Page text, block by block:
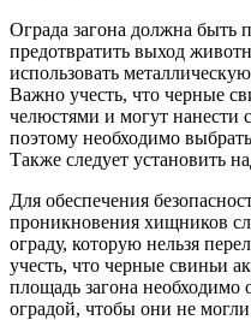
Ограда загона должна быть
предотвратить выход
использовать
Важно учесть, что черные
челюстями и могут нанести
поэтому необходимо
Также следует установить
Для обеспечения
проникновения хищников
ограду, которую нельзя
учесть, что черные свиньи
площадь загона необходимо
оградой, чтобы они не